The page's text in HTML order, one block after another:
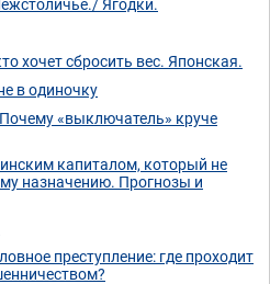
Ягодки.
хочет сбросить вес. Японская.
в одиночку
«выключатель» круче
капиталом, который не
назначению. Прогнозы и
преступление: где проходит